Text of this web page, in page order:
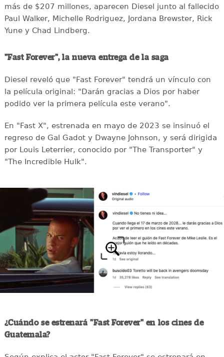
más de $207 millones, aparecen Diesel junto al fallecido
Paul Walker, Michelle Rodriguez, Jordana Brewster, Rick
Yune y Chad Lindberg.
"Fast Forever", la nueva entrega de la saga
Diesel reveló que "Fast Forever" tendrá un vínculo con
la película original: "Darán gracias a Dios por haber
podido ver la primera película este verano".
En "Fast X", estrenada en mayo de 2023 se insinuó el
regreso de Gal Gadot y Dwayne Johnson, y será dirigida
por Louis Leterrier, conocido por "The Transporter" y
"The Incredible Hulk".
¿Cuándo se estrenará "Fast Forever" en los cines de
Guatemala?